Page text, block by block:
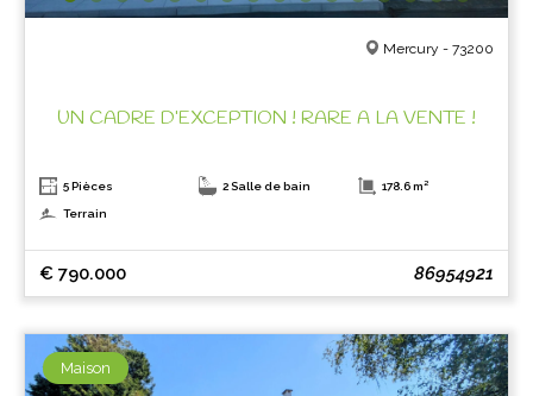
Mercury - 73200
UN CADRE D’EXCEPTION ! RARE A LA VENTE !
5 Pièces 2 Salle de bain 178.6 m²
Terrain
€ 790.000 86954921
Maison